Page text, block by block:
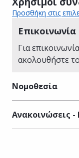
Προσθήκη στις
Επικοινωνία
Για
ακολουθήστε
Νομοθεσία
Ανακοινώσεις